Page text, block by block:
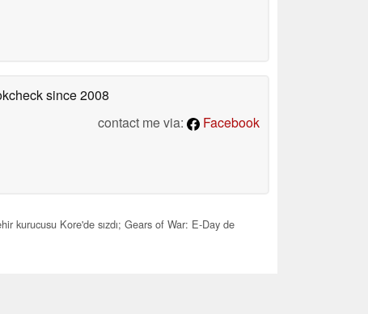
since 2008
contact me via:
Facebook
kurucusu Kore'de sızdı; Gears of War: E-Day de